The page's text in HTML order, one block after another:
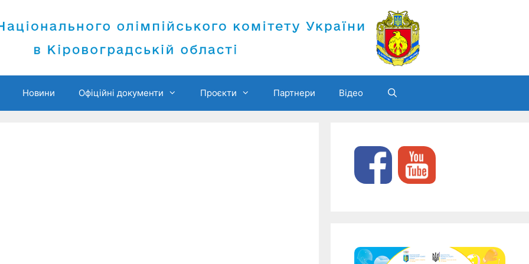
Новини Офіційні документи Проєкти Партнери Відео